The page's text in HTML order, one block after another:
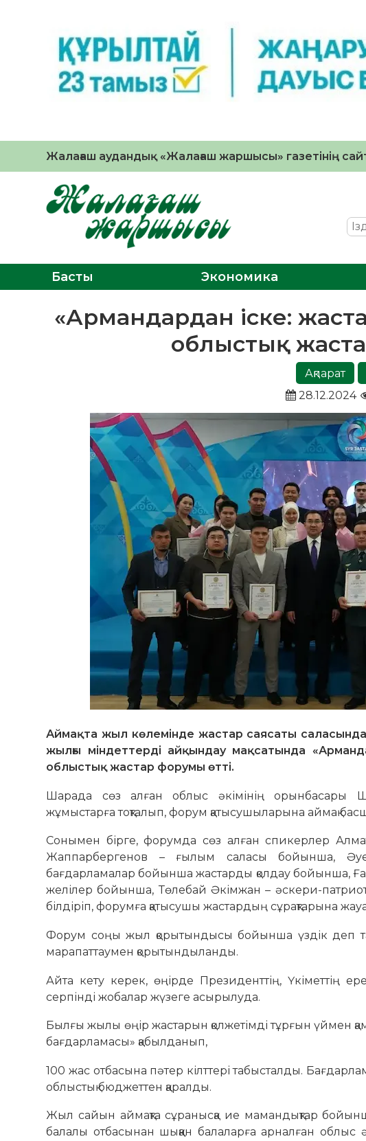
Жалағаш аудандық «Жалағаш жаршысы» газетінің
Басты Экономика
«Армандардан іске:
облыстық
Ақпарат
28.12.2024
Аймақта жыл көлемінде жастар саясаты
жылғы міндеттерді айқындау мақсатында
облыстық жастар форумы өтті.
Шарада сөз алған облыс әкімінің орынбасары
жұмыстарға тоқталып, форум қатысушыларына аймақ
Сонымен бірге, форумда сөз алған спикерлер
Жаппарбергенов – ғылым саласы бойынша,
бағдарламалар бойынша жастарды қолдау бойынша,
желілер бойынша, Төлебай Әкімжан – әскери-
білдіріп, форумға қатысушы жастардың сұрақтарына
Форум соңы жыл қорытындысы бойынша үздік деп
марапаттаумен қорытындыланды.
Айта кету керек, өңірде Президенттің, Үкіметтің
серпінді жобалар жүзеге асырылуда.
Былғы жылы өңір жастарын қолжетімді тұрғын үймен
бағдарламасы» қабылданып,
100 жас отбасына пәтер кілттері табысталды.
облыстық бюджеттен қаралды.
Жыл сайын аймақта сұранысқа ие мамандықтар
балалы отбасынан шыққан балаларға арналған облыс